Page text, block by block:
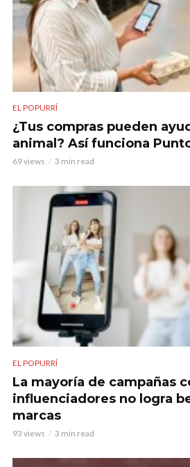
EL POPURRÍ
¿Tus compras pueden
animal? Así funciona
69 views 3 min read
EL POPURRÍ
La mayoría de campañas
influenciadores no logra
marcas
93 views 3 min read